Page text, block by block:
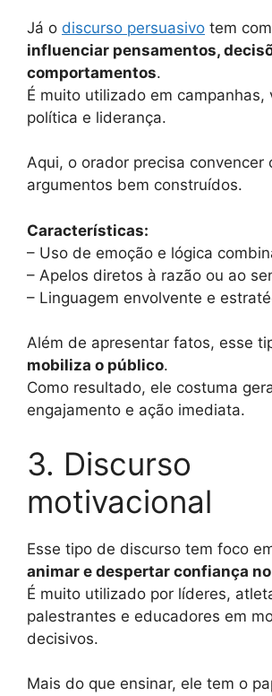
Já o discurso persuasivo tem
influenciar pensamentos,
comportamentos.
É muito utilizado em campanhas,
política e liderança.
Aqui, o orador precisa convencer
argumentos bem construídos.
Características:
– Uso de emoção e lógica
– Apelos diretos à razão ou ao
– Linguagem envolvente e
Além de apresentar fatos, esse
mobiliza o público.
Como resultado, ele costuma
engajamento e ação imediata.
3. Discurso
motivacional
Esse tipo de discurso tem foco
animar e despertar confiança
É muito utilizado por líderes,
palestrantes e educadores em
decisivos.
Mais do que ensinar, ele tem o